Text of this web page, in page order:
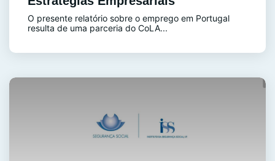
O presente relatório sobre o emprego em Portugal
resulta de uma parceria do CoLA...